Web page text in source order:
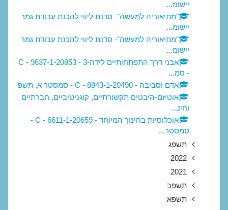
תשפג
2022
2021
יישומ...
"מתיאוריה למעשה"- סדנת ליווי להכנת עבודת גמר
יישומ...
"מתיאוריה למעשה"- סדנת ליווי להכנת עבודת גמר
יישומ...
אבני דרך התפתחותיים לידה-3 - 20853-C - 9637-1
- סמ...
אדם וסביבה - 20490-C - 8843-1 - סמסטר א, תשפ
אוטיזם-היבטים תקשורתיים, קוגניטיביים, חברתיים
וחינ...
אוכלוסיות בחינוך המיוחד - 20659-C - 6611-1 -
סמסטר...
תשפב
תשפא